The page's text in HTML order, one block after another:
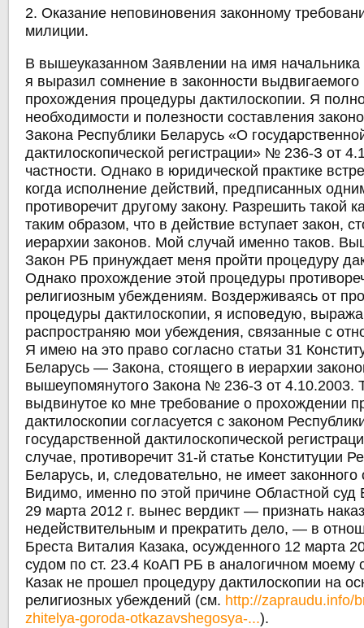
2. Оказание неповиновения законному
милиции.
В вышеуказанном Заявлении на имя
я выразил сомнение в законности
прохождения процедуры дактилоскопии. Я
необходимости и полезности составления
Закона Республики Беларусь «О
дактилоскопической регистрации» № 236-З от
частности. Однако в юридической практике
когда исполнение действий, предписанных
противоречит другому закону. Разрешить такой
таким образом, что в действие вступает закон,
иерархии законов. Мой случай именно таков.
Закон РБ принуждает меня пройти процедуру
Однако прохождение этой процедуры
религиозным убеждениям. Воздерживаясь от
процедуры дактилоскопии, я исповедую,
распространяю мои убеждения, связанные с
Я имею на это право согласно статьи 31
Беларусь — Закона, стоящего в иерархии
вышеупомянутого Закона № 236-З от 4.10.2003.
выдвинутое ко мне требование о прохождении
дактилоскопии согласуется с законом
государственной дактилоскопической
случае, противоречит 31-й статье Конституции
Беларусь, и, следовательно, не имеет законного
Видимо, именно по этой причине Областной суд
29 марта 2012 г. вынес вердикт — признать
недействительным и прекратить дело, — в
Бреста Виталия Казака, осужденного 12 марта
судом по ст. 23.4 КоАП РБ в аналогичном моему
Казак не прошел процедуру дактилоскопии на
религиозных убеждений (см. http://zapraudu.info/
zhitelya-goroda-otkazavshegosya-...).